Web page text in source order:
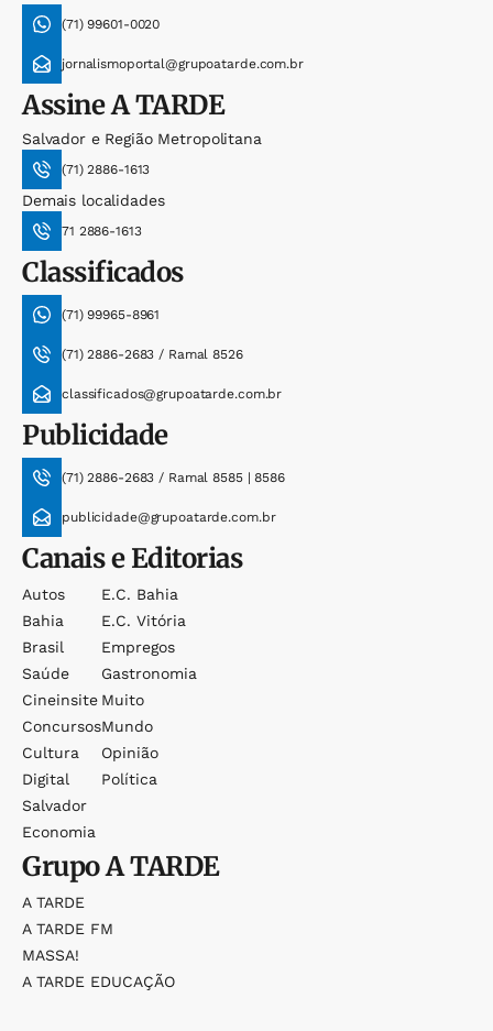
(71) 99601-0020
jornalismoportal@grupoatarde.com.br
AssineA TARDE
Salvador e Região Metropolitana
(71) 2886-1613
Demais localidades
71 2886-1613
Classificados
(71) 99965-8961
(71) 2886-2683 / Ramal 8526
classificados@grupoatarde.com.br
Publicidade
(71) 2886-2683 / Ramal 8585 | 8586
publicidade@grupoatarde.com.br
Canais e Editorias
Autos
Bahia
Brasil
Saúde
Cineinsite
Concursos
Cultura
Digital
Salvador
Economia
E.c. Bahia
E.c. Vitória
Empregos
Gastronomia
Muito
Mundo
Opinião
Política
GrupoA TARDE
A TARDE
A TARDE FM
MASSA!
A TARDE EDUCAÇÃO